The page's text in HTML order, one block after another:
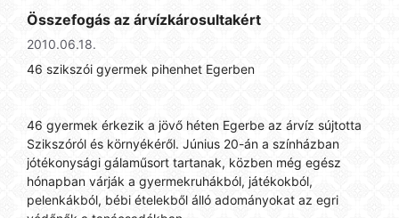
Összefogás az árvízkárosultakért
2010.06.18.
46 szikszói gyermek pihenhet Egerben
46 gyermek érkezik a jövő héten Egerbe az árvíz sújtotta
Szikszóról és környékéről. Június 20-án a színházban
jótékonysági gálaműsort tartanak, közben még egész
hónapban várják a gyermekruhákból, játékokból,
pelenkákból, bébi ételekből álló adományokat az egri